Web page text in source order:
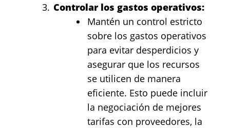
Controlar los gastos operativos:
Mantén un control estricto
sobre los gastos operativos
para evitar desperdicios y
asegurar que los recursos
se utilicen de manera
eficiente. Esto puede incluir
la negociación de mejores
tarifas con proveedores, la